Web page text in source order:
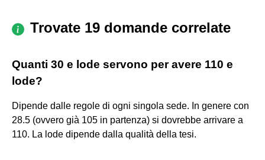
Trovate 19 domande correlate
Quanti 30 e lode servono per avere 110 e
lode?
Dipende dalle regole di ogni singola sede. In genere con
28.5 (ovvero già 105 in partenza) si dovrebbe arrivare a
110. La lode dipende dalla qualità della tesi.